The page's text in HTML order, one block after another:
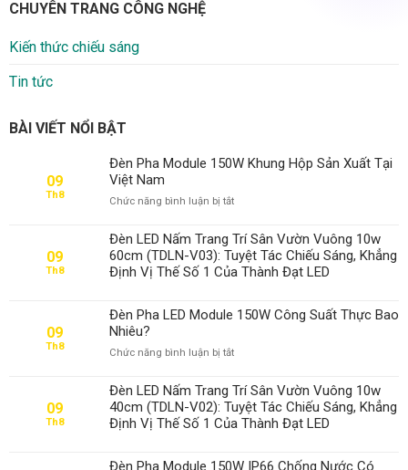
CHUYÊN TRANG CÔNG NGHỆ
Kiến thức chiếu sáng
Tin tức
BÀI VIẾT NỔI BẬT
09
Th8
Đèn Pha Module 150W Khung Hộp Sản Xuất Tại
Việt Nam
Chức năng bình luận bị tắtở
Pha
Module
150W
Khung
Sản
Việt
09
Th8
Đèn LED Nấm Trang Trí Sân Vườn Vuông 10w
60cm (TDLN-V03): Tuyệt Tác Chiếu Sáng, Khẳng
Định Vị Thế Số 1 Của Thành Đạt LED
09
Th8
Đèn Pha LED Module 150W Công Suất Thực Bao
Nhiêu?
Chức năng bình luận bị tắtở
Pha
LED
Module
150W
Suất
09
Th8
Đèn LED Nấm Trang Trí Sân Vườn Vuông 10w
40cm (TDLN-V02): Tuyệt Tác Chiếu Sáng, Khẳng
Định Vị Thế Số 1 Của Thành Đạt LED
Đèn Pha Module 150W IP66 Chống Nước Có